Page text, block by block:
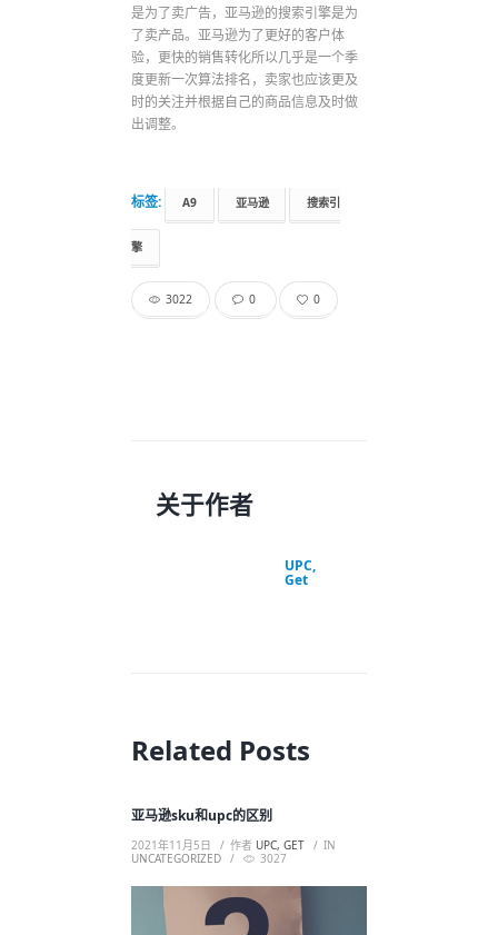
是为了卖广告，亚马逊的搜索引擎是为
了卖产品。亚马逊为了更好的客户体
验，更快的销售转化所以几乎是一个季
度更新一次算法排名，卖家也应该更及
时的关注并根据自己的商品信息及时做
出调整。
标签: A9 亚马逊 搜索引
擎
3022 0 0
关于作者
UPC,
Get
Related Posts
亚马逊sku和upc的区别
2021年11月5日 作者 UPC, GET
IN
UNCATEGORIZED
3027